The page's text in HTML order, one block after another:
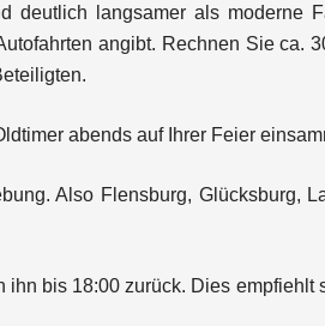
deutlich langsamer als moderne
angibt. Rechnen Sie ca.
abends auf Ihrer Feier
Also Flensburg, Glücksburg,
bis 18:00 zurück. Dies empfiehlt